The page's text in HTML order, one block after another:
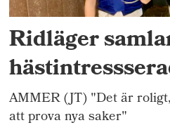
Ridläger
AMMER (JT) "Det är
att prova nya saker"